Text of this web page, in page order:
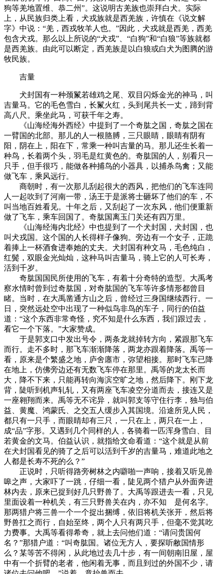
狗等羌地置维、恭二州”。这说明古羌族也崇拜白犬。实际
上，从民族归类上看，犬戎族就是西羌族，许慎在《说文解
字》中说：“羌，西戎牧羊人也。”因此，犬戎就是西羌，西羌
包含犬戎。那么以上所说的“犬戎”、“白狗”和“白狼”等族就都
是西羌族。由此可以断定，西羌族是以白狼或白犬为图腾的游
牧民族。
吉量
犬封国有一种颈鬣若雄鸡之尾、双目闪烁金光的神马，叫
吉量马。它的毛色雪白，长鬣火红，头到尾共长一丈，蹄到背
高八尺。乘坐此马，可获千年之寿。
《山海经海外西经》中提到了一个奇肱之国，奇肱之国在
一臂国的北部。那儿的人一根胳膊，三只眼睛，眼睛有阴有
阳，阴在上，阳在下，常乘一种叫吉量的马。那儿还生长着一
种鸟，长着两个头，羽毛是红黄色的。奇肱国的人，别看只一
只手，但手很巧，能做各种捕鸟的小器具，以捕杀鸟禽；又能
做飞车，乘风远行。
商朝时，有一次那儿刮起很大的西风，把他们的飞车连同
人一起吹到了河南一带，汤王于是派将士砸坏了他们的车，不
叫当地百姓看见。十年之后，又刮起了一次东风，他们便重新
做了飞车，乘车回国了。奇肱国离玉门关还有四万里。
《山海经海内北经》中也提到了一个犬封国，犬封国，也
叫犬戎国。这个国的人长得样子像狗。旁边有一个女子，正跪
着捧上一杯酒食进奉她的丈夫。犬封国有种文马，毛色纯白，
红鬓，双眼金光灿灿，这种马叫吉量马，骑上它的人可长寿，
活到千岁。
奇肱国国民所使用的飞车，有着十分奇特的造型。大禹考
察水情时曾到过奇肱国，对奇肱国的飞车等许多情形都曾目
睹。当时，在大禹凿通方山之后，曾经过三身国继续西行。一
日，突然远处空中出现了一种似鸟非鸟的车子，同行的伯益
道：“这个东西非常奇怪，究不知是什么东西，我们跟过去，
看它一个下落。”大家赞成。
于是郭支口中发出号令，两条龙就掉转方向，紧跟那飞车
而行。走不多时，那飞车渐渐降落，两龙亦跟着降落。禹等一
看，原来是个繁盛之地，庐舍廛市，弥望相接。那时飞车已降
在地上，仿佛旁边还有无数飞车停在那里。禹等的龙太长而
大，降不下来，只能再转向海滨空旷之地，然后降下。刚下龙
背，陡听到机声轧轧，又有两座飞车凌空分道而去，接连又是
一座翱翔而来。禹等无不诧异，就叫郭支等守住行李，独与伯
益、黄魔、鸿蒙氏、之交五人缓步入其国境。沿途所见人民，
都只有一只手，而眼睛却有三只，一只在上，两只在一上，
成“品”字形。又遇到几个同样的人，各骑着一匹浑身雪白、目
若黄金的文马。伯益认识，就指给文命看道：“这个就是从前
在犬封国看见的骑了之后可以活到千岁的吉量马，难道此地之
人都是长寿不死的么？”
正说时，只听得路旁树林之内噼啪一声响，接着又听见兽
嗥之声，大家吓了一跳，仔细一看，陡见两个猎户从外面奔进
林内去，原来已捉到好几只野兽了。大禹等跟进去一看，只见
里面设着一种机关，有三只野兽关在内，亦不知 是何名字。
那两猎户将三兽一个一个捉出捆缚，依旧将机关张开，然后将
野兽扛之而行，自始至终，两个人只有两只手，但毫不觉其吃
力费事。大禹等看得希奇，就上去问他们道：“请问贵国何
名？”那猎户道：“叫奇肱国。诸位无方人，要探听敝国情形
么？某等苦不得闲，从此地过去几十步，有一间朝南旧屋，屋
中有一个折臂的老者，他闲着无事，而且到过的外国不少，请